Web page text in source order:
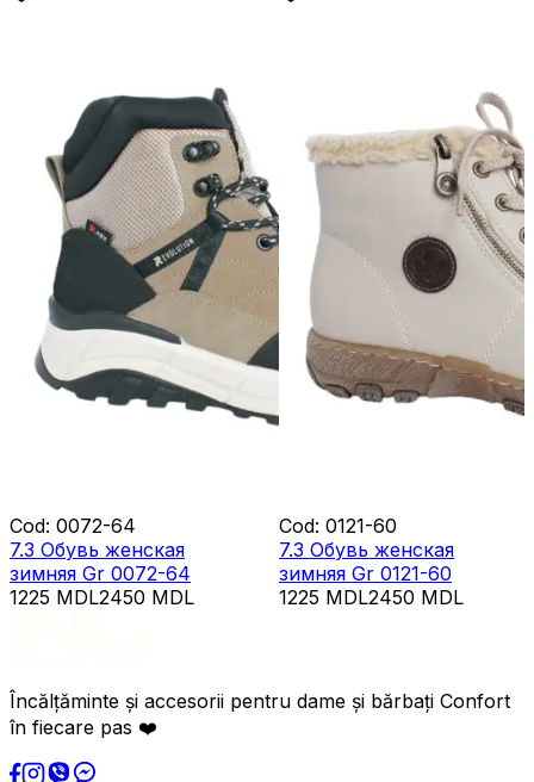
Cod: 0072-64
7.3 Обувь женская
зимняя Gr 0072-64
1225 MDL2450 MDL
Cod: 0121-60
7.3 Обувь женская
зимняя Gr 0121-60
1225 MDL2450 MDL
Încălțăminte și accesorii pentru dame și bărbați Confort
în fiecare pas ❤️